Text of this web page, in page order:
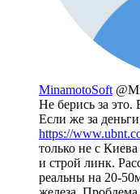
MinamotoSoft
Не берись за это.
Если же за
https://
только не с
и строй линк.
реальны на 20-